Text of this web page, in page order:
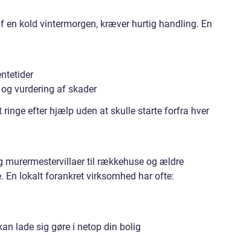
en kold vintermorgen, kræver hurtig handling. En
vurdering af skader
ringe efter hjælp uden at skulle starte forfra hver
murermestervillaer til rækkehuse og ældre
En lokalt forankret virksomhed har ofte:
lade sig gøre i netop din bolig